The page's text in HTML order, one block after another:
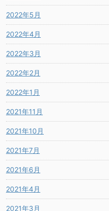
2022年5月
2022年4月
2022年3月
2022年2月
2022年1月
2021年11月
2021年10月
2021年7月
2021年6月
2021年4月
2021年3月